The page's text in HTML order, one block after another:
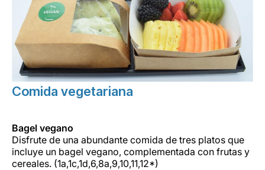
Comida vegetariana
Bagel vegano
Disfrute de una abundante comida de tres platos que
incluye un bagel vegano, complementada con frutas y
cereales. (1a,1c,1d,6,8a,9,10,11,12*)